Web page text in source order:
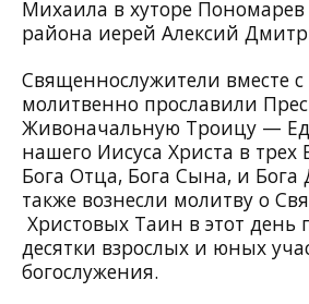
Михаила в хуторе Пономарев
района иерей Алексий
Священнослужители вместе с
молитвенно прославили
Живоначальную Троицу —
нашего Иисуса Христа в
Бога Отца, Бога Сына, и Бога
также вознесли молитву о
Христовых Таин в этот день
десятки взрослых и юных
богослужения.